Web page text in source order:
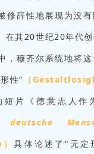
修辞性地展现为没
在其20世纪20年代
，穆齐尔系统地将这
性” （
短片《德意志人作
deutsche
）具体论述了“无定